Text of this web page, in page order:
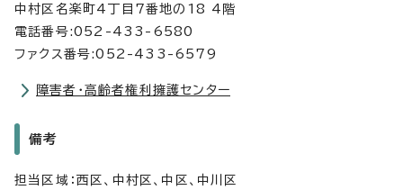
中村区名楽町4丁目7番地の18 4階
電話番号:052-433-6580
ファクス番号:052-433-6579
障害者・高齢者権利擁護センター
備考
担当区域：西区、中村区、中区、中川区